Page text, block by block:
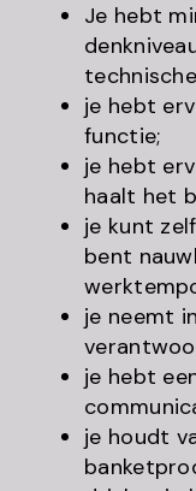
Je hebt
je hebt
functie;
je hebt
haalt het
je kunt
bent
je neemt
je hebt
je houdt